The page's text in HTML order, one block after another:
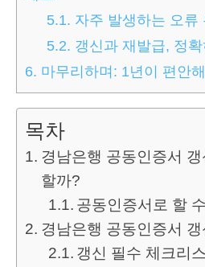
5.1. 자주 발생하는 오류
5.2. 갱신과 재발급, 정
6. 마무리하며: 1년이 편안
목차
경남은행 공동인증서
할까?
공동인증서로 할
경남은행 공동인증서
갱신 필수 체크리